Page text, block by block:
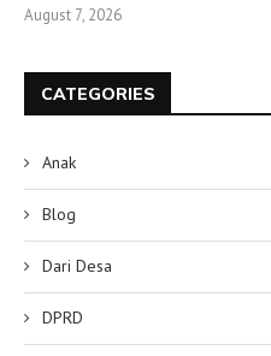
August 7, 2026
CATEGORIES
Anak
Blog
Dari Desa
DPRD